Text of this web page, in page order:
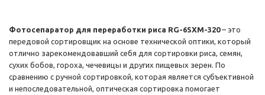
Фотосепаратор для переработки риса RG-6SXM-320– это
передовой сортировщик на основе технической оптики, который
отлично зарекомендовавший себя для сортировки риса, семян,
сухих бобов, гороха, чечевицы и других пищевых зерен. По
сравнению с ручной сортировкой, которая является субъективной
и непоследовательной, оптическая сортировка помогает